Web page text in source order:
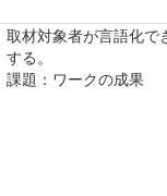
取材対象者が言語化で
する。
課題：ワークの成果